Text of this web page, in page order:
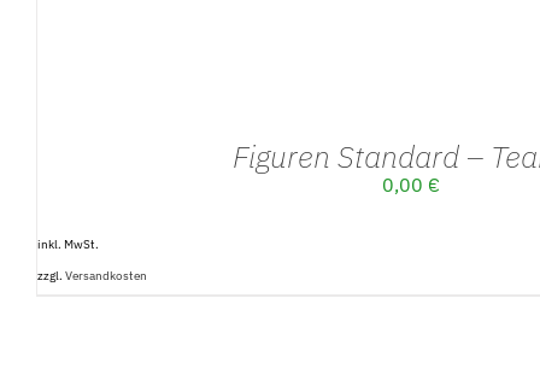
Figuren Standard –
0,00 €
inkl. MwSt.
zzgl. Versandkosten